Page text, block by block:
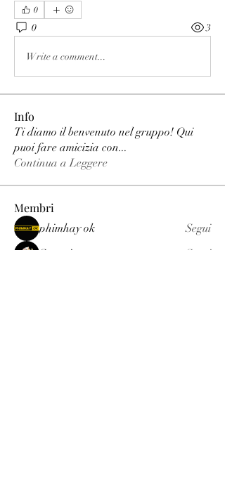
0
0 3
Write a comment...
Info
Ti diamo il benvenuto nel gruppo! Qui
puoi fare amicizia con...
Continua a Leggere
Membri
phimhay ok
Segui
Sun win
Segui